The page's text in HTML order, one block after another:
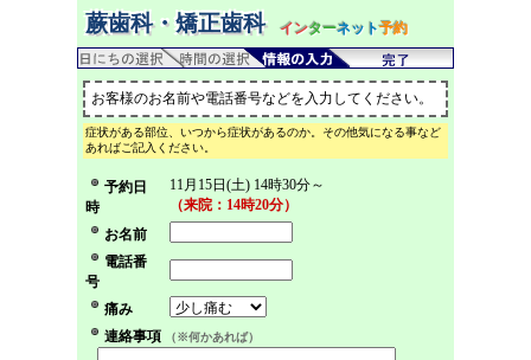
蕨歯科・矯正歯科 インターネット予約
お客様のお名前や電話番号などを入力してください。
症状がある部位、いつから症状があるのか。その他気になる事など
あればご記入ください。
予約日
時
11月15日(土) 14時30分～
（来院：14時20分）
お名前
電話番
号
痛み
連絡事項
（※何かあれば）